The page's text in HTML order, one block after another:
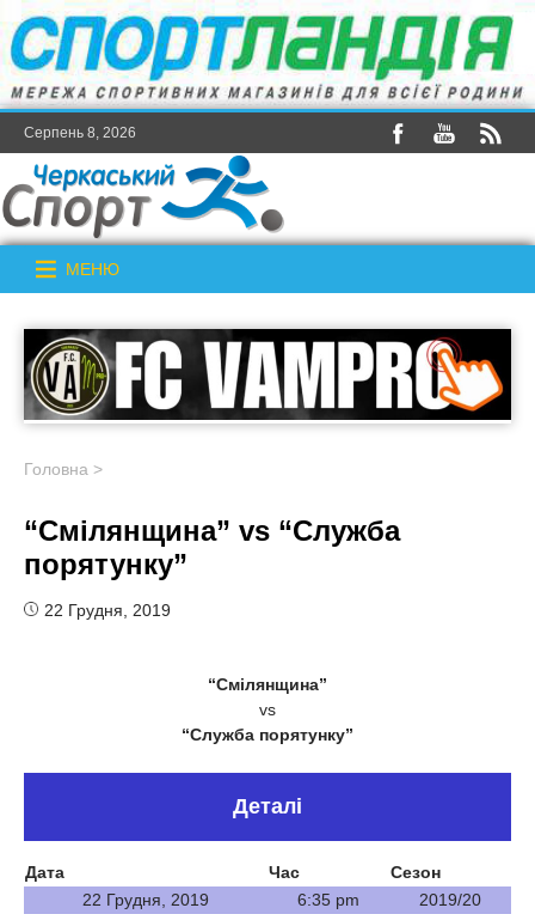
Серпень 8, 2026
МЕНЮ
Головна >
“Смілянщина” vs “Служба
порятунку”
22 Грудня, 2019
“Смілянщина”
vs
“Служба порятунку”
Деталі
Дата Час
Сезон
22 Грудня, 2019
6:35 pm 2019/20